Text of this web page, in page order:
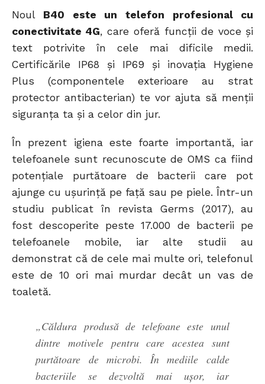
Noul B40 este un telefon profesional cu
conectivitate 4G, care oferă funcții de voce și
text potrivite în cele mai dificile medii.
Certificările IP68 și IP69 și inovația Hygiene
Plus (componentele exterioare au strat
protector antibacterian) te vor ajuta să menții
siguranța ta și a celor din jur.
În prezent igiena este foarte importantă, iar
telefoanele sunt recunoscute de OMS ca fiind
potențiale purtătoare de bacterii care pot
ajunge cu ușurință pe față sau pe piele. Într-un
studiu publicat în revista Germs (2017), au
fost descoperite peste 17.000 de bacterii pe
telefoanele mobile, iar alte studii au
demonstrat că de cele mai multe ori, telefonul
este de 10 ori mai murdar decât un vas de
toaletă.
„Căldura produsă de telefoane este unul
dintre motivele pentru care acestea sunt
purtătoare de microbi. În mediile calde
bacteriile se dezvoltă mai ușor, iar